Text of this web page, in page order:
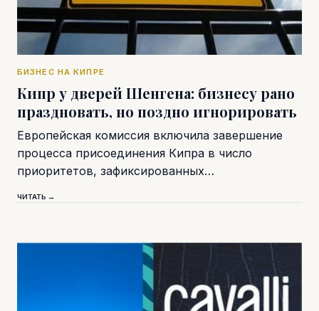
БИЗНЕС НА КИПРЕ
Кипр у дверей Шенгена: бизнесу рано
праздновать, но поздно игнорировать
Европейская комиссия включила завершение
процесса присоединения Кипра в число
приоритетов, зафиксированных…
ЧИТАТЬ →